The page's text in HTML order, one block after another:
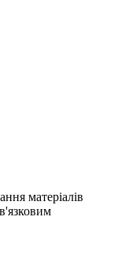
матеріалів